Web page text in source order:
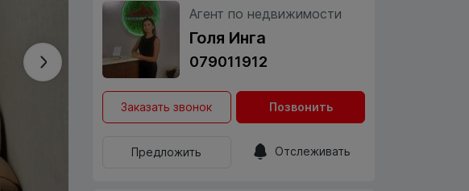
Агент по недвижимости
Голя Инга
079011912
Заказать звонок Позвонить
Предложить Отслеживать